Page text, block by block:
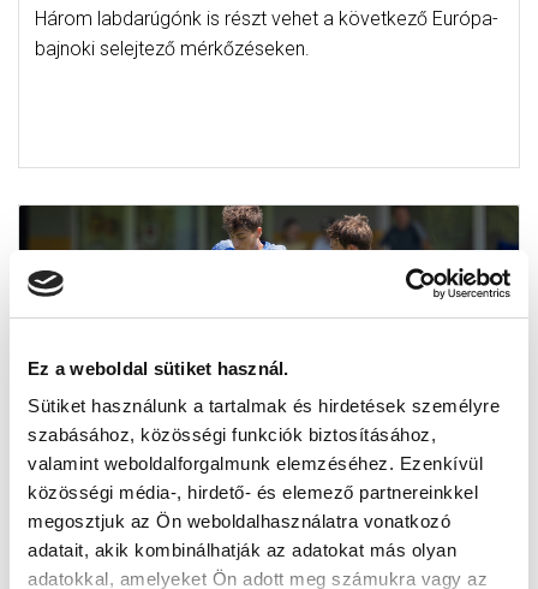
Ez a weboldal sütiket használ.
Sütiket használunk a tartalmak és hirdetések személyre
szabásához, közösségi funkciók biztosításához,
valamint weboldalforgalmunk elemzéséhez. Ezenkívül
közösségi média-, hirdető- és elemező partnereinkkel
megosztjuk az Ön weboldalhasználatra vonatkozó
adatait, akik kombinálhatják az adatokat más olyan
adatokkal, amelyeket Ön adott meg számukra vagy az
Három labdarúgónk is részt vehet a következő Európa-
bajnoki selejtező mérkőzéseken.
ÁTROK: “A CSAPAT ELŐREJÁTÉKÁT
SZERETNÉM MÉG INKÁBB SEGÍTENI”
(VIDEÓ)